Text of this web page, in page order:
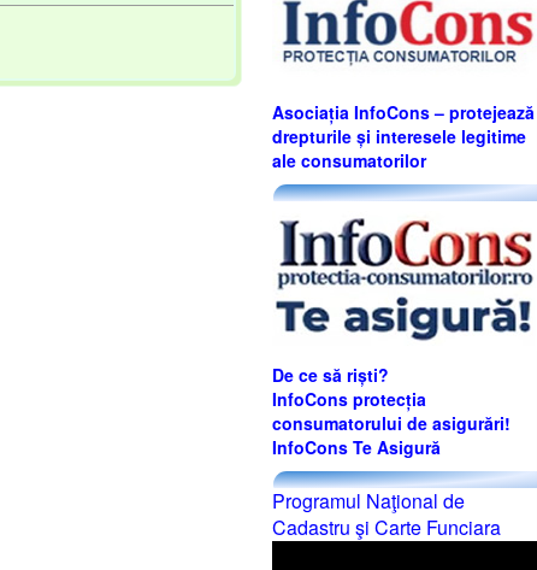
Asociația InfoCons – protejează
drepturile și interesele legitime
ale consumatorilor
De ce să riști?
InfoCons protecția
consumatorului de asigurări!
InfoCons Te Asigură
Programul Naţional de
Cadastru şi Carte Funciara